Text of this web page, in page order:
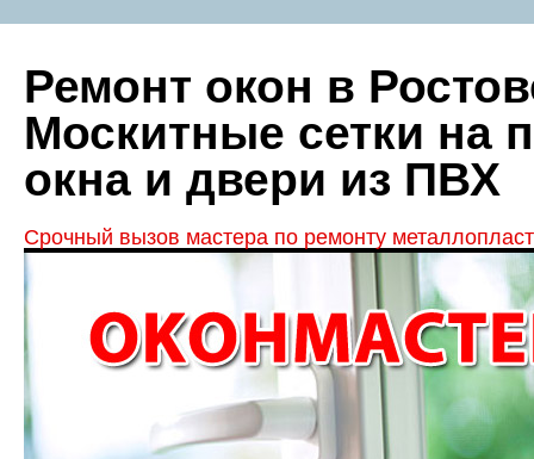
Ремонт окон в
Москитные сетки на
окна и двери из ПВХ
Срочный вызов мастера по ремонту